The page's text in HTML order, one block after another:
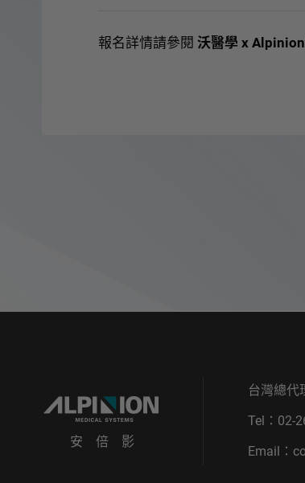
報名詳情請參閱 沃醫學 x
安 倍 影
台灣總代
Tel： 02-
Email：